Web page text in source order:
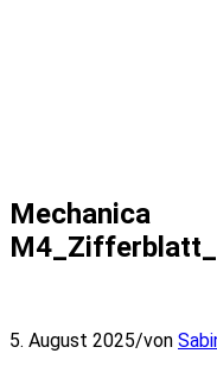
Mechanica
5. August 2025/von